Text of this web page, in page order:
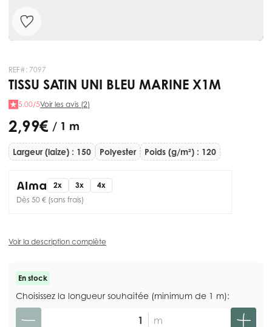
REF#: 7097
TISSU SATIN UNI BLEU MARINE X1M
5.00/5Voir les avis (2)
2,99 € / 1 m
Largeur (laize) : 150 Polyester Poids (g/m²) : 120
2x 3x
4x
Dès 50 € (sans frais)
Voir la description complète
En stock
Choisissez la longueur souhaitée (minimum de 1 m):
m